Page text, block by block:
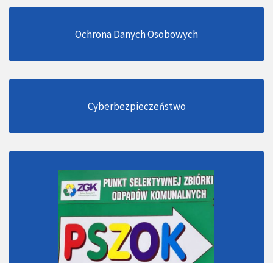
Ochrona Danych Osobowych
Cyberbezpieczeństwo